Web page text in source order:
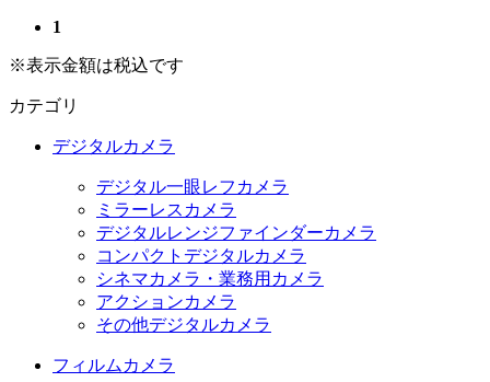
1
※表示金額は税込です
カテゴリ
デジタルカメラ
デジタル一眼レフカメラ
ミラーレスカメラ
デジタルレンジファインダーカメラ
コンパクトデジタルカメラ
シネマカメラ・業務用カメラ
アクションカメラ
その他デジタルカメラ
フィルムカメラ